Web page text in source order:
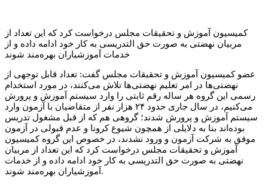
کمیسیون آموزش و تحقیقات مجلس درخواست کرد که این تعداد از
مربیان نهضتی به صورت حق التدریسی به کار خود ادامه داده و از
خدمات آموزشیاران بهره‌مند شوند
عضو کمیسیون آموزش و تحقیقات مجلس گفت: تعداد قابل توجهی از
نهضتی‌ها در امر تعلیم نهضتی‌ها تلاش می‌کنند، در مورد استخدام
رسمی این گروه هر ساله رقم ثابتی را وارد سیستم آموزش و پرورش
می‌کنیم، در سال جاری حدود ۲۴ هزار نفر از متقاضیان با آزمون وارد
سیستم آموزش و پرورش شدند؛ گروهی هم که از قبل مشغول تدریس
بوده‌اند بنا به دلایلی از همچون شیوع کرونا و عدم قبولی در آزمون
موفق به شرکت آزمون و ورود نشدند، در خصوص این گروه کمیسیون
آموزش و تحقیقات مجلس درخواست کرد که این تعداد از مربیان
نهضتی به صورت حق التدریسی به کار خود ادامه داده و از خدمات
آموزشیاران بهره‌مند شوند.